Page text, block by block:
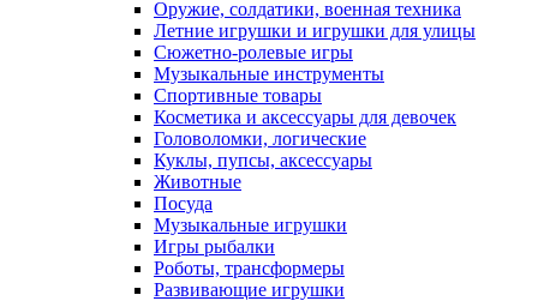
Оружие, солдатики, военная техника
Летние игрушки и игрушки для улицы
Сюжетно-ролевые игры
Музыкальные инструменты
Спортивные товары
Косметика и аксессуары для девочек
Головоломки, логические
Куклы, пупсы, аксессуары
Животные
Посуда
Музыкальные игрушки
Игры рыбалки
Роботы, трансформеры
Развивающие игрушки